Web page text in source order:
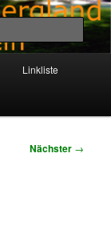
Linkliste
Nächster →